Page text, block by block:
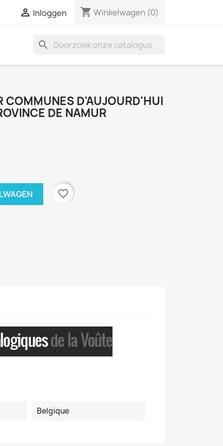
 Inloggen shopping_cart Winkelwagen (0)
search
COMMUNES D'AUJOURD'HUI
DE NAMUR
favorite_border
Belgique